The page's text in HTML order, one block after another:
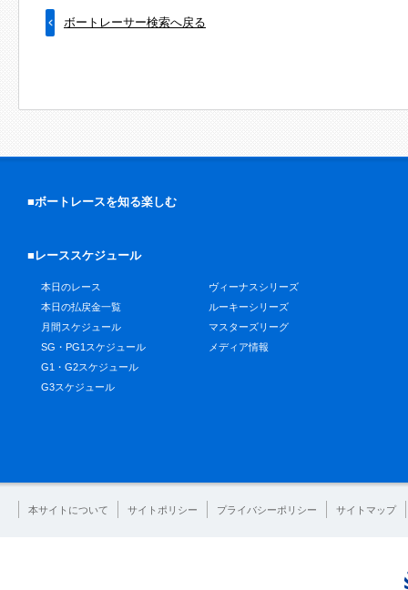
ボートレーサー検索へ戻る
■ボートレースを知る楽しむ
■レーススケジュール
本日のレース
本日の払戻金一覧
月間スケジュール
SG・PG1スケジュール
G1・G2スケジュール
G3スケジュール
ヴィーナスシリーズ
ルーキーシリーズ
マスターズリーグ
メディア情報
本サイトについて サイトポリシー プライバシーポリシー サイトマップ